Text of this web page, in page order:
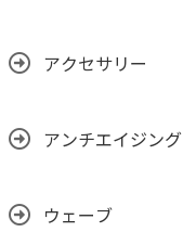
アクセサリー
アンチエイジング
ウェーブ